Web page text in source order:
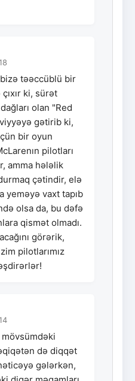
təəccüblü bir
ki, sürət
olan "Red
gətirib ki,
bir oyun
pilotları
amma hələlik
çətindir, elə
yeməyə vaxt tapıb
olsa da, bu dəfə
qismət olmadı.
görərik,
pilotlarımız
də diqqət
gələrkən,